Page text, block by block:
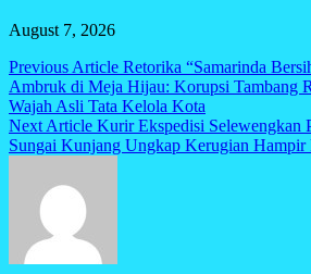
August 7, 2026
Post
navigation
Previous Article Retorika “Samarinda
Ambruk di Meja Hijau: Korupsi Tambang
Wajah Asli Tata Kelola Kota
Next Article Kurir Ekspedisi Selewengkan
Sungai Kunjang Ungkap Kerugian Hampir